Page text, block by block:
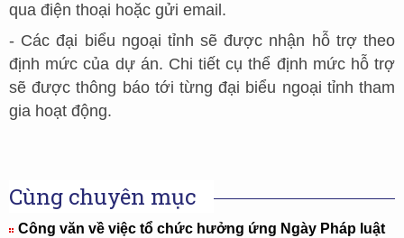
qua điện thoại hoặc gửi email.
- Các đại biểu ngoại tỉnh sẽ được nhận hỗ trợ theo
định mức của dự án. Chi tiết cụ thể định mức hỗ trợ
sẽ được thông báo tới từng đại biểu ngoại tỉnh tham
gia hoạt động.
Cùng chuyên mục
Công văn về việc tổ chức hưởng ứng Ngày Pháp luật